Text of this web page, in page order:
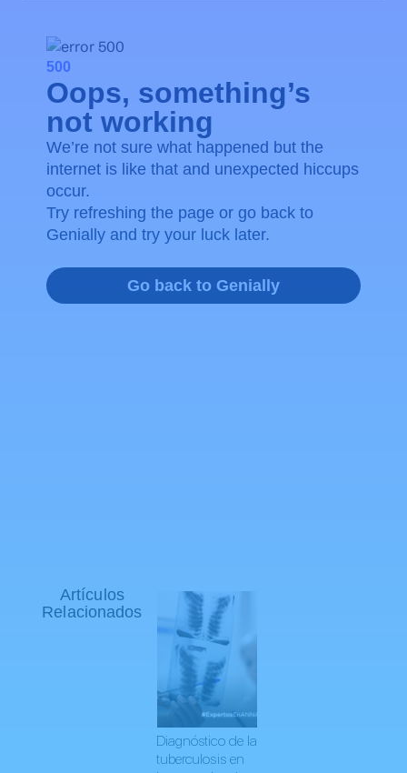
Artículos
Relacionados
Diagnóstico de la
tuberculosis en